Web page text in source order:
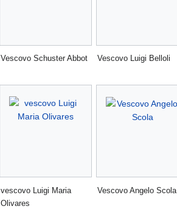
Vescovo Schuster Abbot Vescovo Luigi Belloli
vescovo Luigi Maria
Olivares
Vescovo Angelo Scola